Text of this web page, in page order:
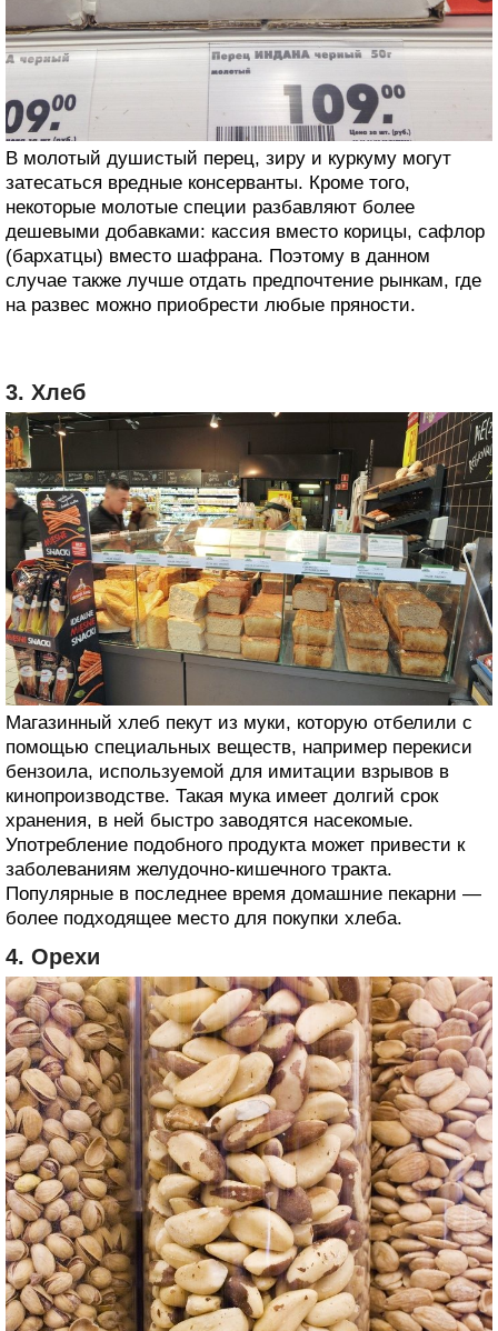
В молотый душистый перец, зиру и куркуму могут
затесаться вредные консерванты. Кроме того,
некоторые молотые специи разбавляют более
дешевыми добавками: кассия вместо корицы, сафлор
(бархатцы) вместо шафрана. Поэтому в данном
случае также лучше отдать предпочтение рынкам, где
на развес можно приобрести любые пряности.
3. Хлеб
Магазинный хлеб пекут из муки, которую отбелили с
помощью специальных веществ, например перекиси
бензоила, используемой для имитации взрывов в
кинопроизводстве. Такая мука имеет долгий срок
хранения, в ней быстро заводятся насекомые.
Употребление подобного продукта может привести к
заболеваниям желудочно-кишечного тракта.
Популярные в последнее время домашние пекарни —
более подходящее место для покупки хлеба.
4. Орехи